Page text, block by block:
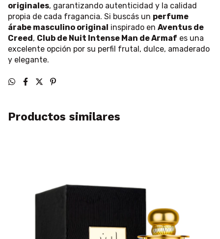
originales, garantizando autenticidad y la calidad
propia de cada fragancia. Si buscás un perfume
árabe masculino original inspirado en Aventus de
Creed, Club de Nuit Intense Man de Armaf es una
excelente opción por su perfil frutal, dulce, amaderado
y elegante.
Productos similares